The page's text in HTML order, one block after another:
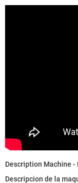
Description Machine -
Descripcion de la